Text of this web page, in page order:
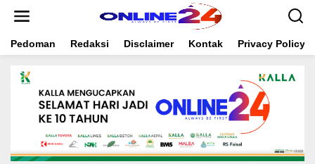
t
Pedoman Redaksi Disclaimer Kontak Privacy Policy